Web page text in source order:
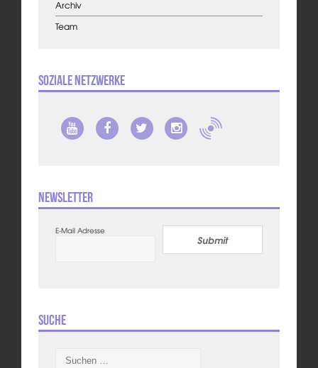
Archiv
Team
Soziale Netzwerke
Newsletter
E-Mail Adresse
Submit
Suche
nach: